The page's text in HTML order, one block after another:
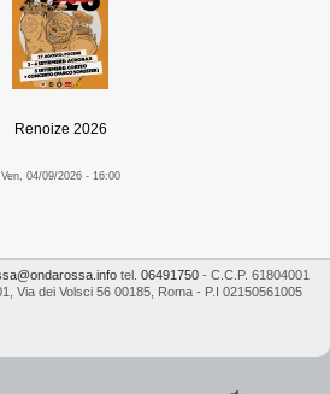
Renoize 2026
Ven, 04/09/2026 - 16:00
tel. 06491750- C.C.P. 61804001
Via dei Volsci 56 00185 Roma - P.I 02150561005